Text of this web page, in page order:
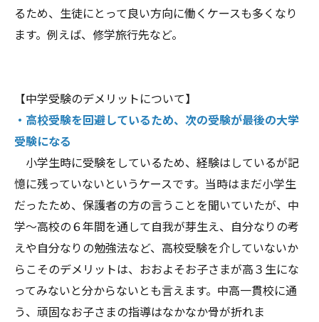
るため、生徒にとって良い方向に働くケースも多くなり
ます。例えば、修学旅行先など。
【中学受験のデメリットについて】
・高校受験を回避しているため、次の受験が最後の大学
受験になる
小学生時に受験をしているため、経験はしているが記
憶に残っていないというケースです。当時はまだ小学生
だったため、保護者の方の言うことを聞いていたが、中
学～高校の６年間を通して自我が芽生え、自分なりの考
えや自分なりの勉強法など、高校受験を介していないか
らこそのデメリットは、おおよそお子さまが高３生にな
ってみないと分からないとも言えます。中高一貫校に通
う、頑固なお子さまの指導はなかなか骨が折れま